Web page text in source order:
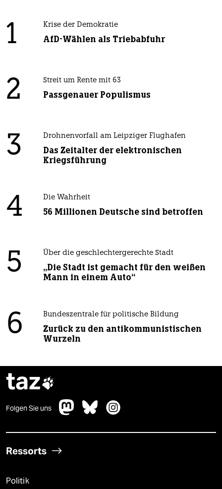
1 Krise der Demokratie
AfD-Wählen als Triebabfuhr
2 Streit um Rente mit 63
Passgenauer Populismus
3 Drohnenvorfall am Leipziger Flughafen
Das Zeitalter der elektronischen
Kriegsführung
4 Die Wahrheit
56 Millionen Deutsche sind betroffen
5 Über die geschlechtergerechte Stadt
„Die Stadt ist gemacht für den weißen
Mann in einem Auto“
6 Bundeszentrale für politische Bildung
Zurück zu den antikommunistischen
Wurzeln
taz
Folgen Sie uns
Ressorts
Politik